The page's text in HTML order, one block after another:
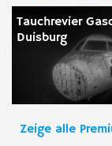
Tauchrevier
Duisburg
Zeige alle